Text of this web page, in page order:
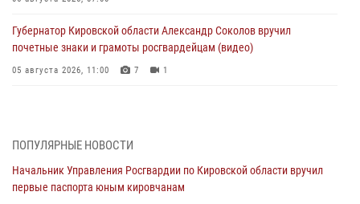
Губернатор Кировской области Александр Соколов вручил
почетные знаки и грамоты росгвардейцам (видео)
05 августа 2026, 11:00 7 1
04 августа 2026, 09:30
В Кирове росгвардейцы задержали подозреваемого в грабеже
03 августа 2026, 09:01
ПОПУЛЯРНЫЕ НОВОСТИ
Начальник Управления Росгвардии по Кировской области вручил
первые паспорта юным кировчанам